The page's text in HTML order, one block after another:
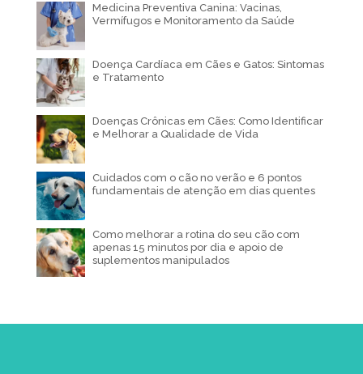
Medicina Preventiva Canina: Vacinas,
Vermífugos e Monitoramento da Saúde
Doença Cardíaca em Cães e Gatos: Sintomas
e Tratamento
Doenças Crônicas em Cães: Como Identificar
e Melhorar a Qualidade de Vida
Cuidados com o cão no verão e 6 pontos
fundamentais de atenção em dias quentes
Como melhorar a rotina do seu cão com
apenas 15 minutos por dia e apoio de
suplementos manipulados